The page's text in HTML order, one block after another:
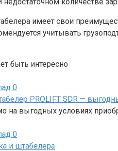
имеет свои
учитывать
быть интересно
0
PROLIFT SDR —
на выгодных условиях
0
и штабелера